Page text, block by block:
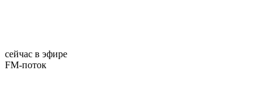
сейчас в эфире
FM-поток